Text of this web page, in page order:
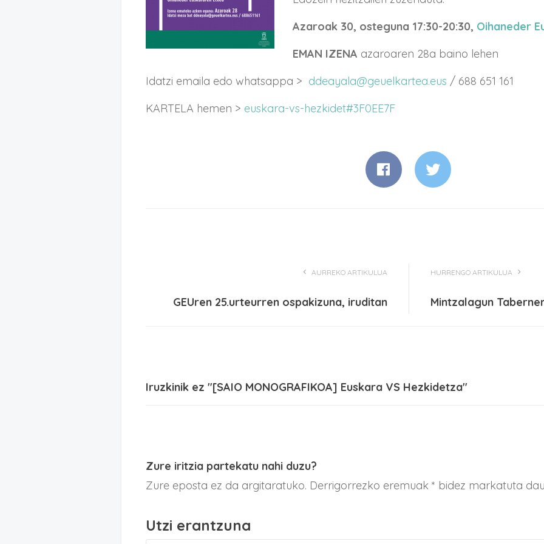
Azaroak 30, osteguna 17:30-20:30, Oihaneder
EMAN IZENA azaroaren 28a baino lehen
Idatzi emaila edo whatsappa > ddeayala@geuelkartea.eus / 688 651 161
KARTELA hemen > euskara-vs-hezkidet#3F0EE7F
AURREKO ARTIKULUA
GEUren 25.urteurren ospakizuna, iruditan
HURRENGO ARTIKULUA
Mintzalagun
Iruzkinik ez "[SAIO MONOGRAFIKOA] Euskara VS Hezkidetza"
Zure iritzia partekatu nahi duzu?
Zure eposta ez da argitaratuko. Derrigorrezko eremuak * bidez markatuta
Utzi erantzuna